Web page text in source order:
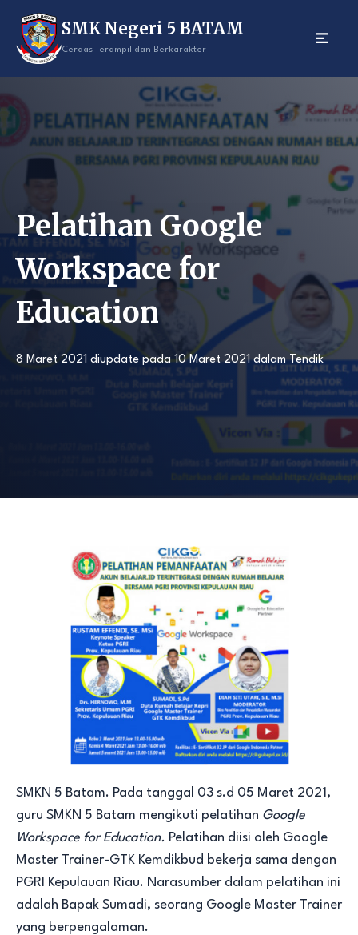
content
SMK Negeri 5 BATAM
Cerdas Terampil dan Berkarakter
Pelatihan Google
Workspace for
Education
8 Maret 2021 diupdate pada 10 Maret 2021dalamTendik
SMKN 5 Batam. Pada tanggal 03 s.d 05 Maret 2021,
guru SMKN 5 Batam mengikuti pelatihan Google
Workspace for Education. Pelatihan diisi oleh Google
Master Trainer-GTK Kemdikbud bekerja sama dengan
PGRI Kepulauan Riau. Narasumber dalam pelatihan ini
adalah Bapak Sumadi, seorang Google Master Trainer
yang berpengalaman.